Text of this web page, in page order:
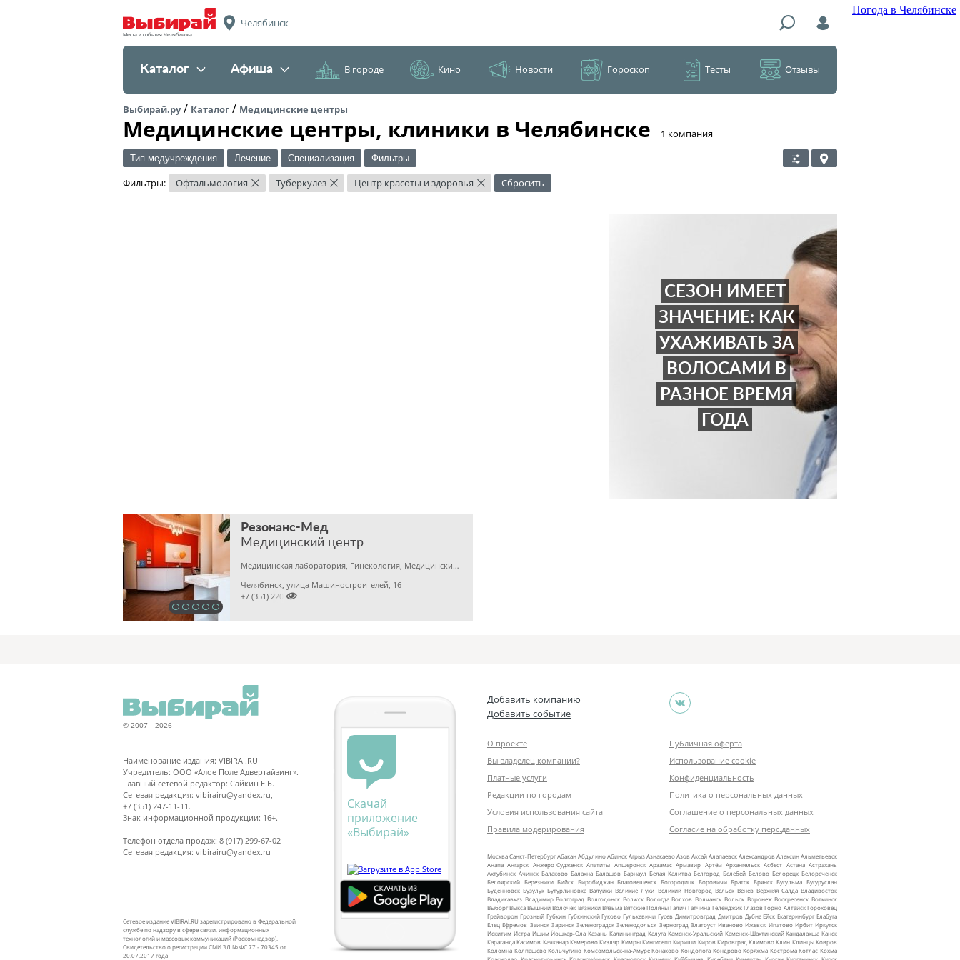
Погода в Челябинске
Места и события Челябинска
Челябинск
Каталог Афиша В городе Кино Новости Гороскоп Тесты Отзывы
Выбирай.ру/ Каталог / Медицинские центры
Медицинские центры, клиники в Челябинске ​1 компания
Тип медучреждения Лечение Специализация Фильтры
Фильтры: Офтальмология × Туберкулез × Центр красоты и здоровья × Сбросить
СЕЗОН ИМЕЕТ
ЗНАЧЕНИЕ: КАК
УХАЖИВАТЬ ЗА
ВОЛОСАМИ В
РАЗНОЕ ВРЕМЯ
ГОДА
Резонанс-Мед
Медицинский центр
Медицинская лаборатория, Гинекология, Медицинский центр
Челябинск, улица Машиностроителей, 16

+7 (351) 2201031
© 2007—2026
Наименование издания: VIBIRAI.RU
Учредитель: ООО «Алое Поле Адвертайзинг».
Главный сетевой редактор: Сайкин Е.Б.
Сетевая редакция: vibirairu@yandex.ru
+7 (351) 247-11-11.
Знак информационной продукции: 16+.
Телефон отдела продаж: 8 (917) 299-67-02
Сетевая редакция: vibirairu@yandex.ru
Сетевое издание VIBIRAI.RU зарегистрировано в Федеральной
службе по надзору в сфере связи, информационных
технологий и массовых коммуникаций (Роскомнадзор).
Свидетельство о регистрации СМИ ЭЛ № ФС 77 - 70345 от
20.07.2017 года
Скачай
приложение
«Выбирай»
Добавить компанию
Добавить событие
О проекте
Вы владелец компании?
Платные услуги
Редакции по городам
Условия использования сайта
Правила модерирования
Публичная оферта
Использование cookie
Конфиденциальность
Политика о персональных данных
Соглашение о персональных данных
Согласие на обработку перс.данных
МоскваСанкт‑ПетербургАбаканАбдулиноАбинскАгрызАзнакаевоАзовАксайАлапаевскАлександровАлексинАльметьевск
Анапа Ангарск Анжеро‑Судженск Апатиты Апшеронск Арзамас Армавир Артём Архангельск Асбест Астана Астрахань
Ахтубинск Ачинск Балаково Балахна Балашов Барнаул Белая Калитва Белгород Белебей Белово Белорецк Белореченск
Белоярский Березники Бийск Биробиджан Благовещенск Богородицк Боровичи Братск Брянск Бугульма Бугуруслан
Будённовск Бузулук Бутурлиновка Валуйки Великие Луки Великий Новгород Вельск Венёв Верхняя Салда Владивосток
Владикавказ Владимир Волгоград Волгодонск Волжск Вологда Волхов Волчанск Вольск Воронеж Воскресенск Воткинск
ВыборгВыкса Вышний Волочёк Вязники Вязьма Вятские Поляны Галич Гатчина Геленджик Глазов Горно‑АлтайскГороховец
Грайворон Грозный Губкин Губкинский Гуково Гулькевичи Гусев Димитровград Дмитров Дубна Ейск Екатеринбург Елабуга
Елец Ефремов Заинск Заринск Зеленоградск Зеленодольск Зерноград Златоуст Иваново Ижевск Ипатово Ирбит Иркутск
Искитим Истра Ишим Йошкар‑Ола Казань Калининград Калуга Каменск‑Уральский Каменск‑Шахтинский Кандалакша Канск
Караганда Касимов Качканар Кемерово Кизляр Кимры Кингисепп Кириши Киров Кировград Климово Клин Клинцы Ковров
Коломна Колпашево Кольчугино Комсомольск‑на‑Амуре Конаково Кондопога Кондрово Коряжма Кострома Котлас Кохма